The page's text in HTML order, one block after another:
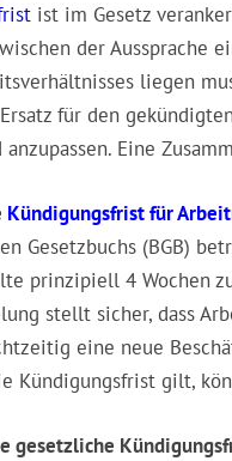
ist im Gesetz
der Aussprache
liegen
für den
Eine
Kündigungsfrist für
Gesetzbuchs (BGB)
prinzipiell 4 Wochen
stellt sicher, dass
eine neue
Kündigungsfrist gilt,
gesetzliche